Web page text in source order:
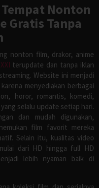
Tempat Nonton
Gratis Tanpa
nonton film, drakor, anime
terupdate dan tanpa iklan
Website ini menjadi
menyediakan berbagai
horor, romantis, komedi,
selalu update setiap hari.
dan mudah digunakan,
film favorit mereka
Selain itu, kualitas video
dari HD hingga full HD
lebih nyaman baik di